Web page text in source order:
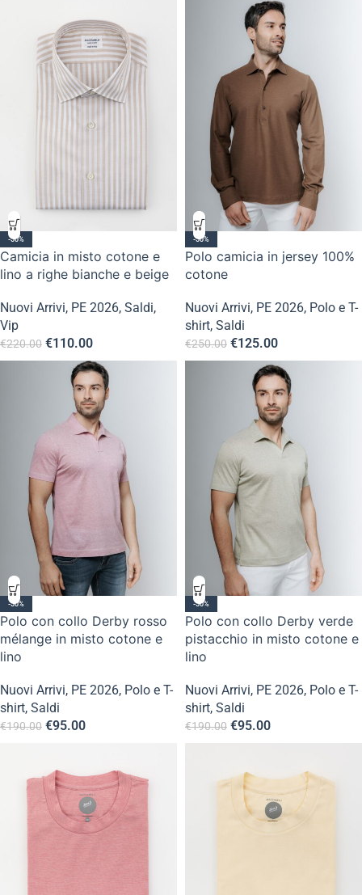
-50%
Camicia in misto cotone e
lino a righe bianche e beige
Nuovi Arrivi, PE 2026, Saldi,
Vip
€220.00 €110.00
-50%
Polo camicia in jersey 100%
cotone
Nuovi Arrivi, PE 2026, Polo e T-
shirt, Saldi
€250.00 €125.00
-50%
Polo con collo Derby rosso
mélange in misto cotone e
lino
Nuovi Arrivi, PE 2026, Polo e T-
shirt, Saldi
€190.00 €95.00
-50%
Polo con collo Derby verde
pistacchio in misto cotone e
lino
Nuovi Arrivi, PE 2026, Polo e T-
shirt, Saldi
€190.00 €95.00